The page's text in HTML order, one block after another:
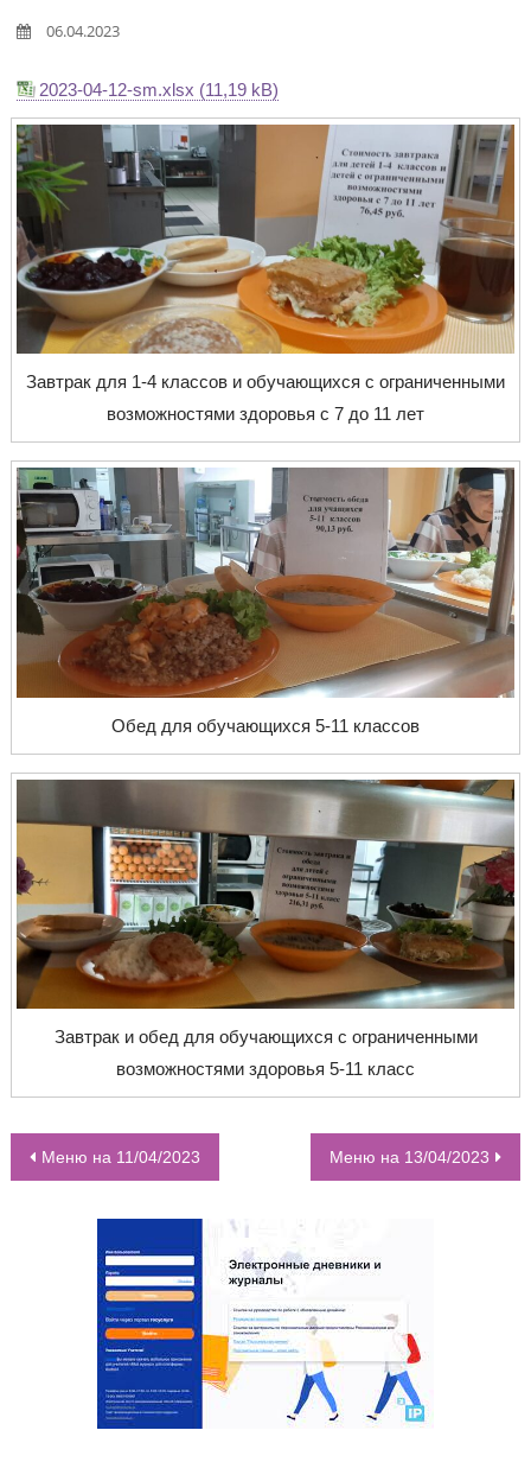
06.04.2023
2023-04-12-sm.xlsx
Завтрак для 1-4 классов и обучающихся с ограниченными
возможностями здоровья с 7 до 11 лет
Обед для обучающихся 5-11 классов
Завтрак и обед для обучающихся с ограниченными
возможностями здоровья 5-11 класс
НАВИГАЦИЯ ПО ЗАПИСЯМ
Меню на 11/04/2023 Меню на 13/04/2023